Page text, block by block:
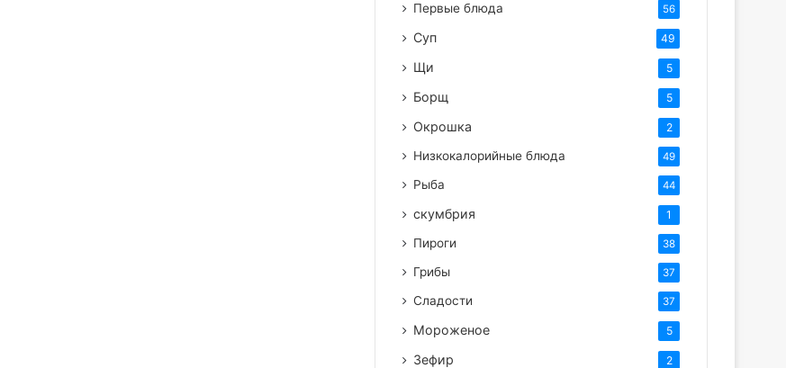
Первые блюда 56
Суп 49
Щи 5
Борщ 5
Окрошка 2
Низкокалорийные блюда 49
Рыба 44
скумбрия 1
Пироги 38
Грибы 37
Сладости 37
Мороженое 5
Зефир 2